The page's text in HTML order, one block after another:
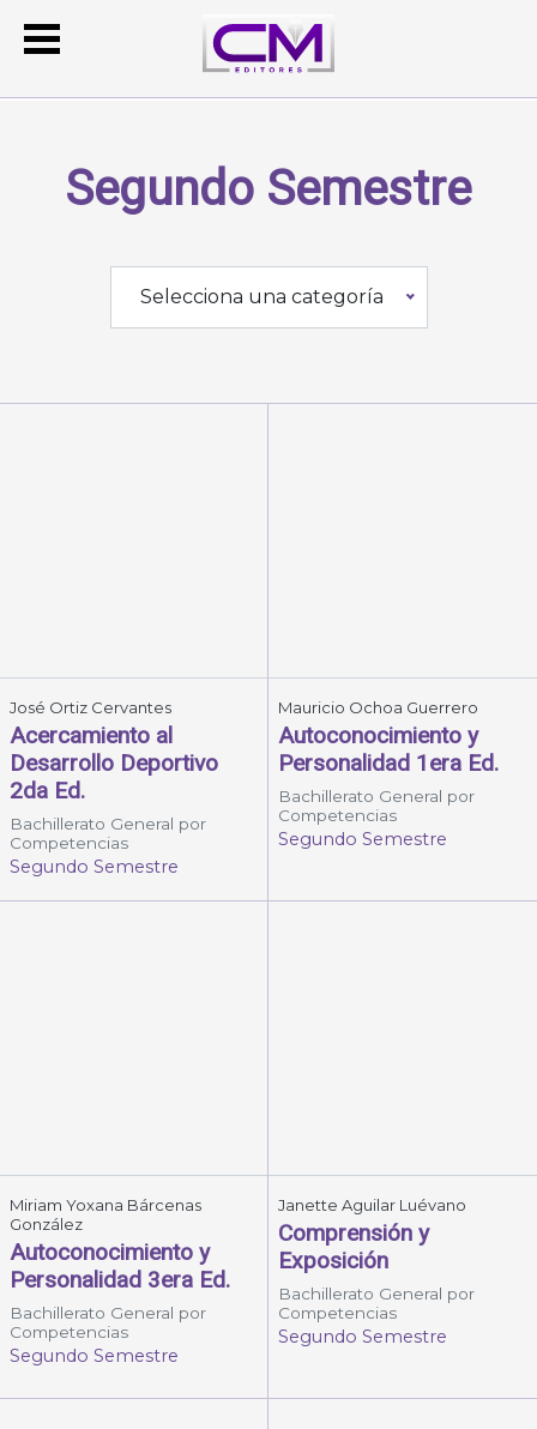
Segundo Semestre
Selecciona una categoría
José Ortiz Cervantes
Acercamiento al
Desarrollo Deportivo
2da Ed.
Bachillerato General por
Competencias
Segundo Semestre
Mauricio Ochoa Guerrero
Autoconocimiento y
Personalidad 1era Ed.
Bachillerato General por
Competencias
Segundo Semestre
Miriam Yoxana Bárcenas
González
Autoconocimiento y
Personalidad 3era Ed.
Bachillerato General por
Competencias
Segundo Semestre
Janette Aguilar Luévano
Comprensión y
Exposición
Bachillerato General por
Competencias
Segundo Semestre